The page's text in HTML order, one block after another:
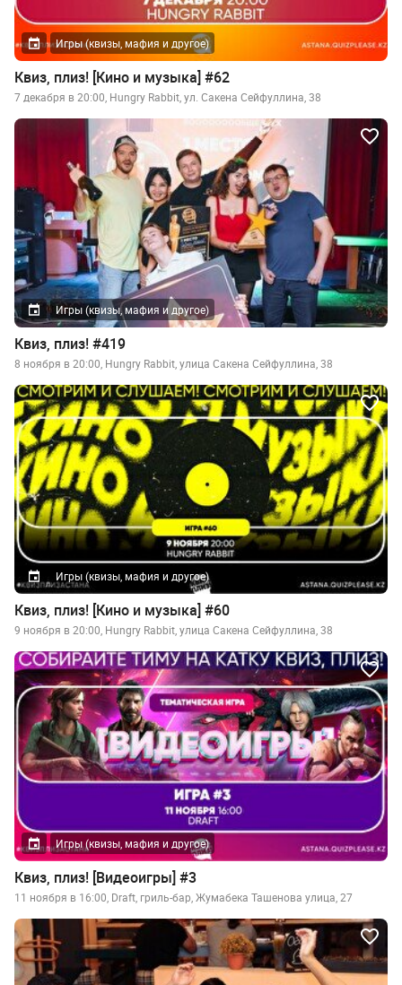
Игры (квизы, мафия и другое)
Квиз, плиз! [Кино и музыка] #62
7 декабря в 20:00, Hungry Rabbit, ул. Сакена Сейфуллина, 38
Игры (квизы, мафия и другое)
Квиз, плиз! #419
8 ноября в 20:00, Hungry Rabbit, улица Сакена Сейфуллина, 38
Игры (квизы, мафия и другое)
Квиз, плиз! [Кино и музыка] #60
9 ноября в 20:00, Hungry Rabbit, улица Сакена Сейфуллина, 38
Игры (квизы, мафия и другое)
Квиз, плиз! [Видеоигры] #3
11 ноября в 16:00, Draft, гриль-бар, Жумабека Ташенова улица, 27